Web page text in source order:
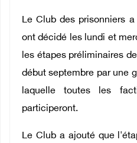
Le Club des prisonniers
ont décidé les lundi et
les étapes préliminaires
début septembre par une
laquelle toutes les
participeront.
Le Club a ajouté que